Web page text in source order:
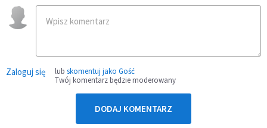
Zaloguj się lub skomentuj jako Gość
Twój komentarz będzie moderowany
DODAJ KOMENTARZ